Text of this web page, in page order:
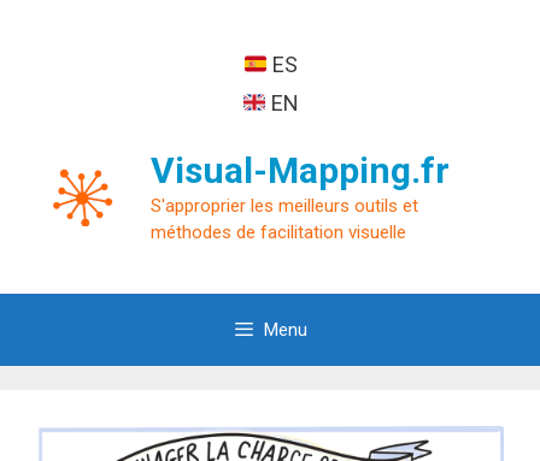
ES
EN
Visual-Mapping.fr
S'approprier les meilleurs outils et
méthodes de facilitation visuelle
Menu